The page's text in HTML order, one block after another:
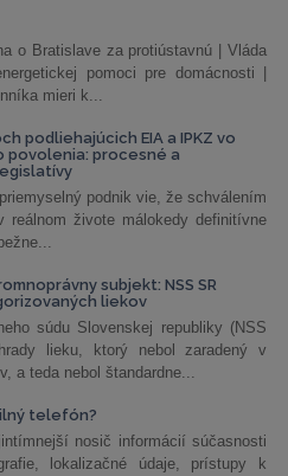
o Bratislave za protiústavnú | Vláda
pomoci pre domácnosti |
mieri k...
podliehajúcich EIA a IPKZ vo
povolenia: procesné a
podnik vie, že schválením
reálnom živote málokedy definitívne
subjekt: NSS SR
liekov
súdu Slovenskej republiky (NSS
lieku, ktorý nebol zaradený v
a teda nebol štandardne...
telefón?
nosič informácií súčasnosti
lokalizačné údaje, prístupy k